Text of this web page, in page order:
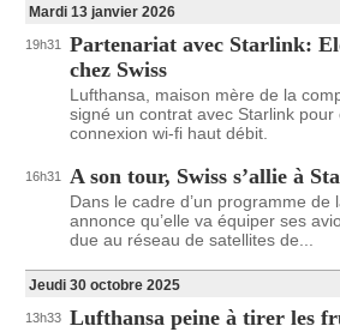
Mardi 13 janvier 2026
19h31
Partenariat avec Starlink:
chez Swiss
Lufthansa, maison mère de la
signé un contrat avec Starlink
connexion wi-fi haut débit.
16h31 A son tour, Swiss s’allie à
Dans le cadre d’un programme
annonce qu’elle va équiper ses
due au réseau de satellites de...
Jeudi 30 octobre 2025
13h33 Lufthansa peine à tirer les